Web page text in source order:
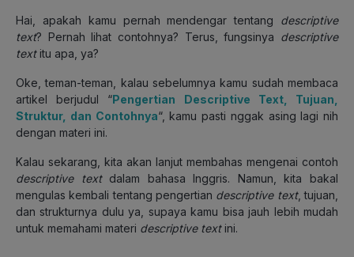
Hai, apakah kamu pernah mendengar tentang descriptive
text? Pernah lihat contohnya? Terus, fungsinya descriptive
textitu apa, ya?
Oke, teman-teman, kalau sebelumnya kamu sudah membaca
artikel berjudul “Pengertian Descriptive Text, Tujuan,
Struktur, dan Contohnya“, kamu pasti nggak asing lagi nih
dengan materi ini.
Kalau sekarang, kita akan lanjut membahas mengenai contoh
descriptive textdalam bahasa Inggris. Namun, kita bakal
mengulas kembali tentang pengertian descriptive text, tujuan,
dan strukturnya dulu ya, supaya kamu bisa jauh lebih mudah
untuk memahami materi descriptive textini.